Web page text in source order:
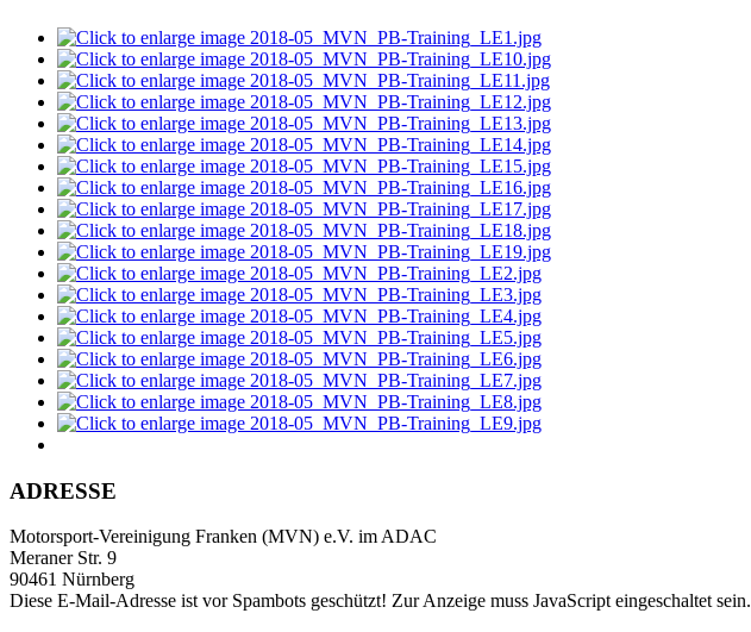
ADRESSE
Motorsport-Vereinigung Franken (MVN) e.V. im ADAC
Meraner Str. 9
90461 Nürnberg
Diese E-Mail-Adresse ist vor Spambots geschützt! Zur Anzeige muss JavaScript eingeschaltet sein.